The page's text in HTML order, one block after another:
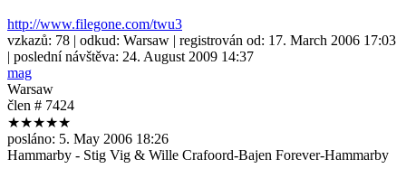
http://www.filegone.com/twu3
vzkazů: 78 | odkud: Warsaw | registrován od: 17. March 2006 17:03
| poslední návštěva: 24. August 2009 14:37
mag
Warsaw
člen # 7424
★★★★★
posláno: 5. May 2006 18:26
Hammarby - Stig Vig & Wille Crafoord-Bajen Forever-Hammarby